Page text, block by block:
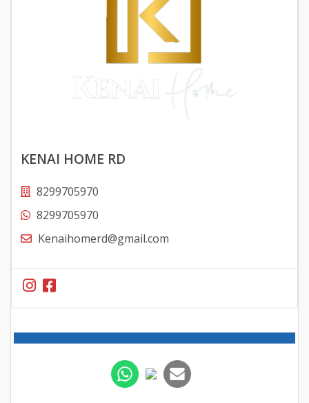
KENAI HOME RD
8299705970
8299705970
Kenaihomerd@gmail.com